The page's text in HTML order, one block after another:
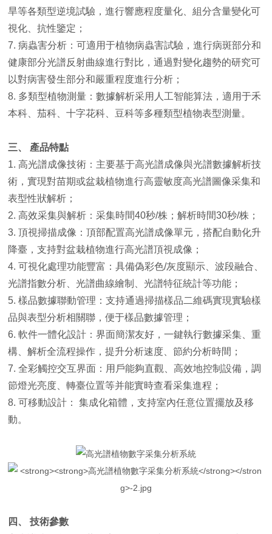
旱等各類型逆境試驗，進行響應程度量化、組分含量變化可
視化、抗性鑒定；
7. 病蟲害分析：可適用于植物病蟲害試驗，進行病斑部分和
健康部分光譜反射曲線進行對比，通過對變化趨勢的研究可
以對病害發生部分和嚴重程度進行分析；
8. 多類型植物測量：數據解析采用人工智能算法，適用于禾
本科、茄科、十字花科、豆科等多種類型植物表型測量。
三、 產品特點
1. 高光譜成像技術：主要基于高光譜成像與光譜數據解析技
術，實現對苗期或盆栽植物進行高靈敏度高光譜圖像采集和
表型性狀解析；
2. 高效采集與解析：采集時間40秒/株；解析時間30秒/株；
3. 頂視掃描成像：頂部配置高光譜成像單元，搭配自動化升
降臺，支持對盆栽植物進行高光譜頂視成像；
4. 可視化處理功能豐富：具備偽彩色/灰度顯示、波段融合、
光譜指數分析、光譜曲線繪制、光譜特征統計等功能；
5. 樣品數據聯動管理：支持通過掃描樣品二維碼實現實驗樣
品與表型分析相關聯，便于樣品數據管理；
6. 軟件一體化設計：界面簡潔友好，一鍵執行數據采集、重
構、解析全流程操作，提升分析速度、節約分析時間；
7. 全彩觸控交互界面：用戶能夠直觀、高效地控制設備，調
節燈光亮度、轉臺位置等并能實時查看采集進程；
8. 可移動設計： 集成化箱體，支持室內任意位置擺放及移
動。
四、 技術參數